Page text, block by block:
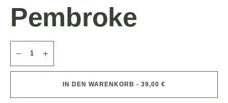
Pembroke
IN DEN WARENKORB - 39,00 €